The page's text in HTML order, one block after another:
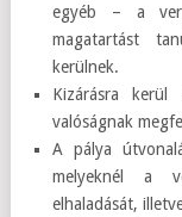
egyéb – a
magatartást
kerülnek.
Kizárásra
valóságnak
A pálya
melyeknél a
elhaladását,